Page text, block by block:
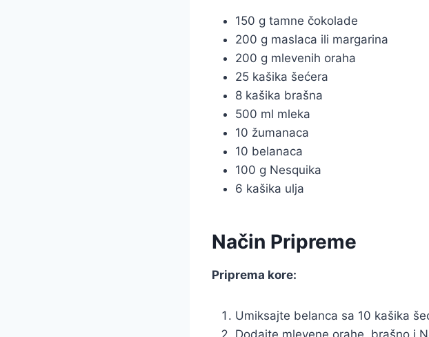
150 g tamne čokolade
200 g maslaca ili margarina
200 g mlevenih oraha
25 kašika šećera
8 kašika brašna
500 ml mleka
10 žumanaca
10 belanaca
100 g Nesquika
6 kašika ulja
Način Pripreme
Priprema kore:
Umiksajte belanca sa 10 kašika
Dodajte mlevene orahe, brašno i